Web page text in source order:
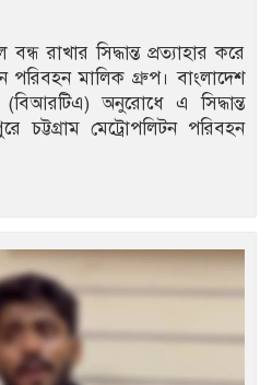
রাখার সিদ্ধান্ত প্রত্যাহার করে
পরিবহন মালিক গ্রুপ। বাংলাদেশ
অনুরোধে এ সিদ্ধান্ত
মেট্রোপলিটন পরিবহন